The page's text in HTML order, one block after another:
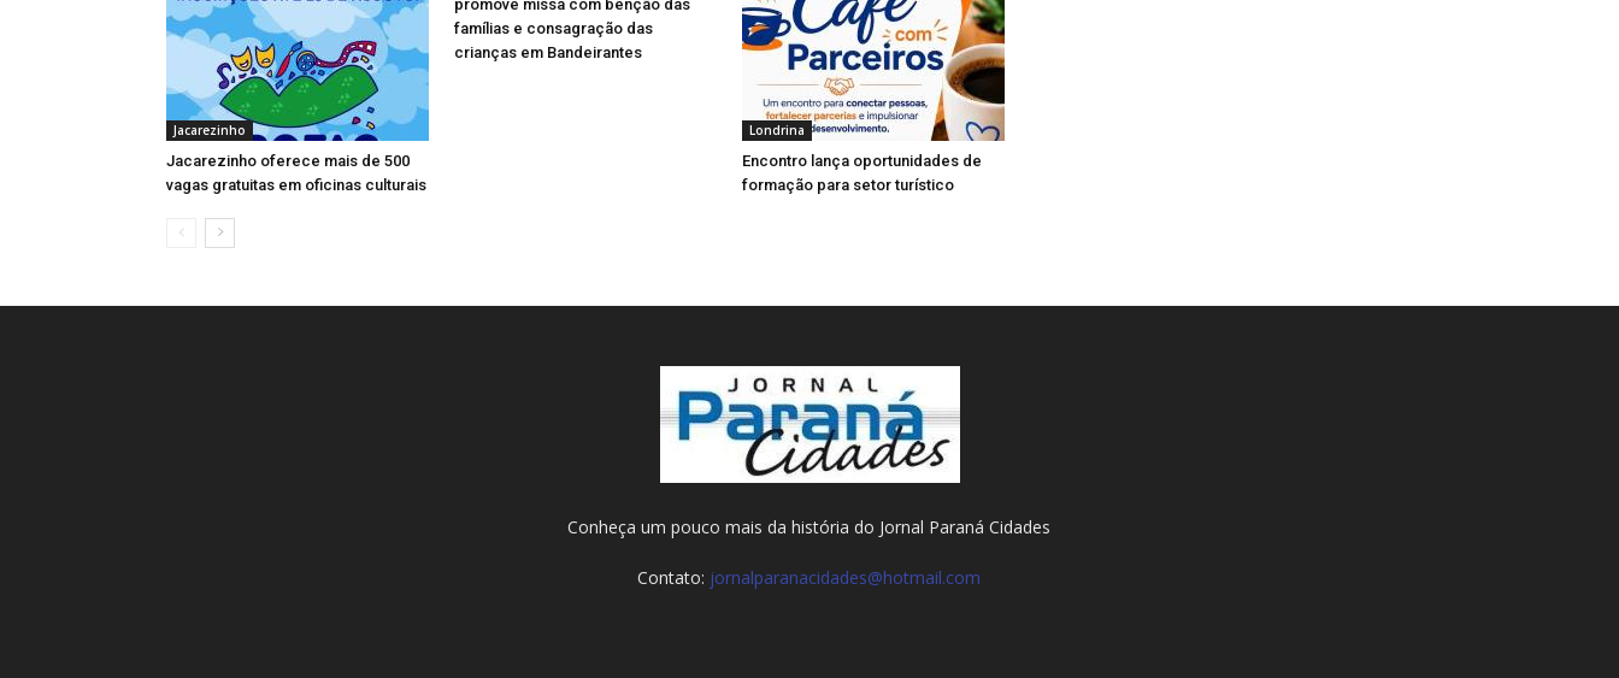
Jacarezinho
Jacarezinho oferece mais de 500
vagas gratuitas em oficinas culturais
promove missa com bênção das
famílias e consagração das
crianças em Bandeirantes
Londrina
Encontro lança oportunidades de
formação para setor turístico
Conheça um pouco mais da história do Jornal Paraná Cidades
Contato: jornalparanacidades@hotmail.com